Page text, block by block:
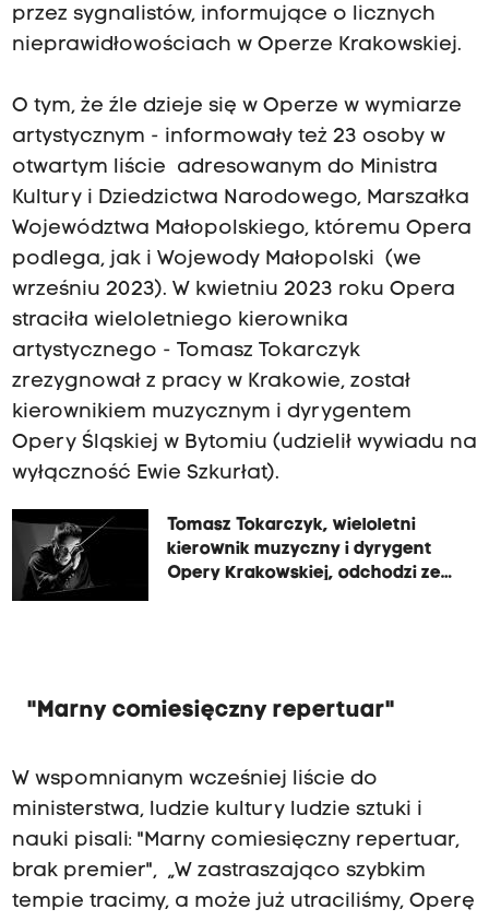
przez sygnalistów, informujące o licznych
nieprawidłowościach w Operze Krakowskiej.
O tym, że źle dzieje się w Operze w wymiarze
artystycznym - informowały też 23 osoby w
otwartym liście adresowanym do Ministra
Kultury i Dziedzictwa Narodowego, Marszałka
Województwa Małopolskiego, któremu Opera
podlega, jak i Wojewody Małopolski (we
wrześniu 2023). W kwietniu 2023 roku Opera
straciła wieloletniego kierownika
artystycznego - Tomasz Tokarczyk
zrezygnował z pracy w Krakowie, został
kierownikiem muzycznym i dyrygentem
Opery Śląskiej w Bytomiu (udzielił wywiadu na
wyłączność Ewie Szkurłat).
Tomasz Tokarczyk, wieloletni
kierownik muzyczny i dyrygent
Opery Krakowskiej, odchodzi ze
"Marny comiesięczny repertuar"
W wspomnianym wcześniej liście do
ministerstwa, ludzie kultury ludzie sztuki i
nauki pisali: "Marny comiesięczny repertuar,
brak premier", „W zastraszająco szybkim
tempie tracimy, a może już utraciliśmy, Operę